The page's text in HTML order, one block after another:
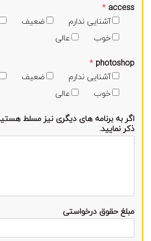
access
*
آشنایی ندارم
ضعیف
خوب
عالی
photoshop
*
آشنایی ندارم
ضعیف
خوب
عالی
اگر به برنامه های دیگری نیز مسلط
ذکر نمایید.
مبلغ حقوق درخواستی